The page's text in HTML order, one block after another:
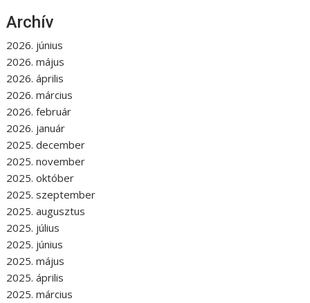
Archív
2026. június
2026. május
2026. április
2026. március
2026. február
2026. január
2025. december
2025. november
2025. október
2025. szeptember
2025. augusztus
2025. július
2025. június
2025. május
2025. április
2025. március